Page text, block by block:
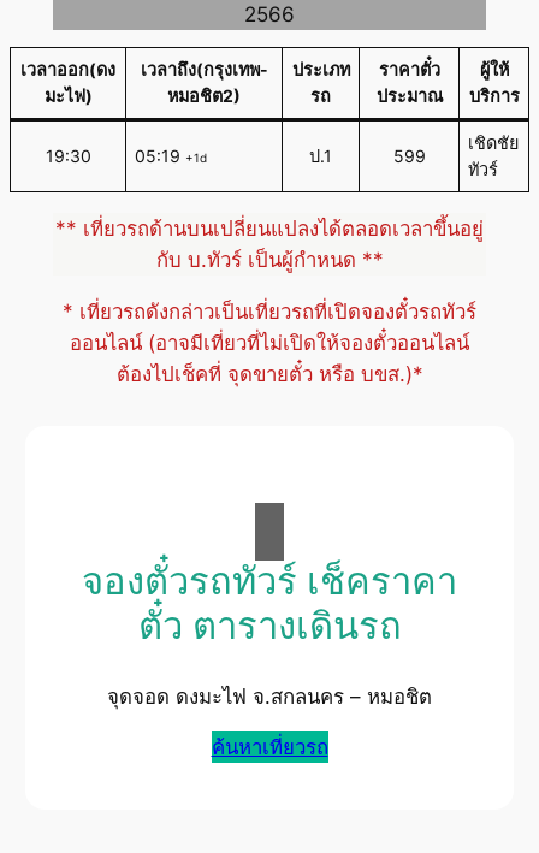
2566
เวลาออก(ดง
มะไฟ)
เวลาถึง(กรุงเทพ-
หมอชิต2)
ประเภท
รถ
ราคาตั๋ว
ประมาณ
ผู้ให้
บริการ
19:30 05:19 +1d ป.1 599
เชิดชัย
ทัวร์
** เที่ยวรถด้านบนเปลี่ยนแปลงได้ตลอดเวลาขึ้นอยู่
กับ บ.ทัวร์ เป็นผู้กำหนด **
* เที่ยวรถดังกล่าวเป็นเที่ยวรถที่เปิดจองตั๋วรถทัวร์
ออนไลน์ (อาจมีเที่ยวที่ไม่เปิดให้จองตั๋วออนไลน์
ต้องไปเช็คที่ จุดขายตั๋ว หรือ บขส.)*
จองตั๋วรถทัวร์ เช็คราคา
ตั๋ว ตารางเดินรถ
จุดจอด ดงมะไฟ จ.สกลนคร – หมอชิต
ค้นหาเที่ยวรถ